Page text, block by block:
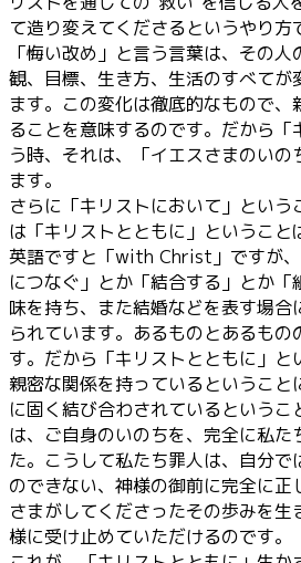
て造り変えてくださるというやり方
「悔い改め」と言う言葉は、その
観、目標、生き方、生活のすべてが
ます。この変化は徹底的なもので、
ることを意味するのです。だから「
う時、それは、「イエスさまのいの
ます。
さらに「キリストにおいて」とい
は「キリストとともに」ということ
英語ですと「with Christ」ですが
につなぐ」とか「結合する」とか「
味を持ち、また結婚などを表す場合
られています。あるものとあるもの
す。だから「キリストとともに」と
親密な関係を持っているということ
に固く結び合わされているというこ
は、ご自身のいのちを、完全に私た
た。こうして私たち罪人は、自分で
のできない、神様の御前に完全に正
さまがしてくださったその歩みを
様に受け止めていただけるのです。